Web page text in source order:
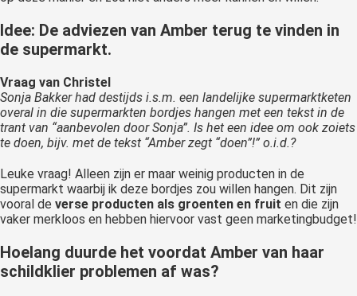
Idee: De adviezen van Amber terug te vinden in
de supermarkt.
Vraag van Christel
Sonja Bakker had destijds i.s.m. een landelijke supermarktketen
overal in die supermarkten bordjes hangen met een tekst in de
trant van “aanbevolen door Sonja”. Is het een idee om ook zoiets
te doen, bijv. met de tekst “Amber zegt “doen”!” o.i.d.?
Leuke vraag! Alleen zijn er maar weinig producten in de
supermarkt waarbij ik deze bordjes zou willen hangen. Dit zijn
vooral de verse producten als groenten en fruit en die zijn
vaker merkloos en hebben hiervoor vast geen marketingbudget!
Hoelang duurde het voordat Amber van haar
schildklier problemen af was?